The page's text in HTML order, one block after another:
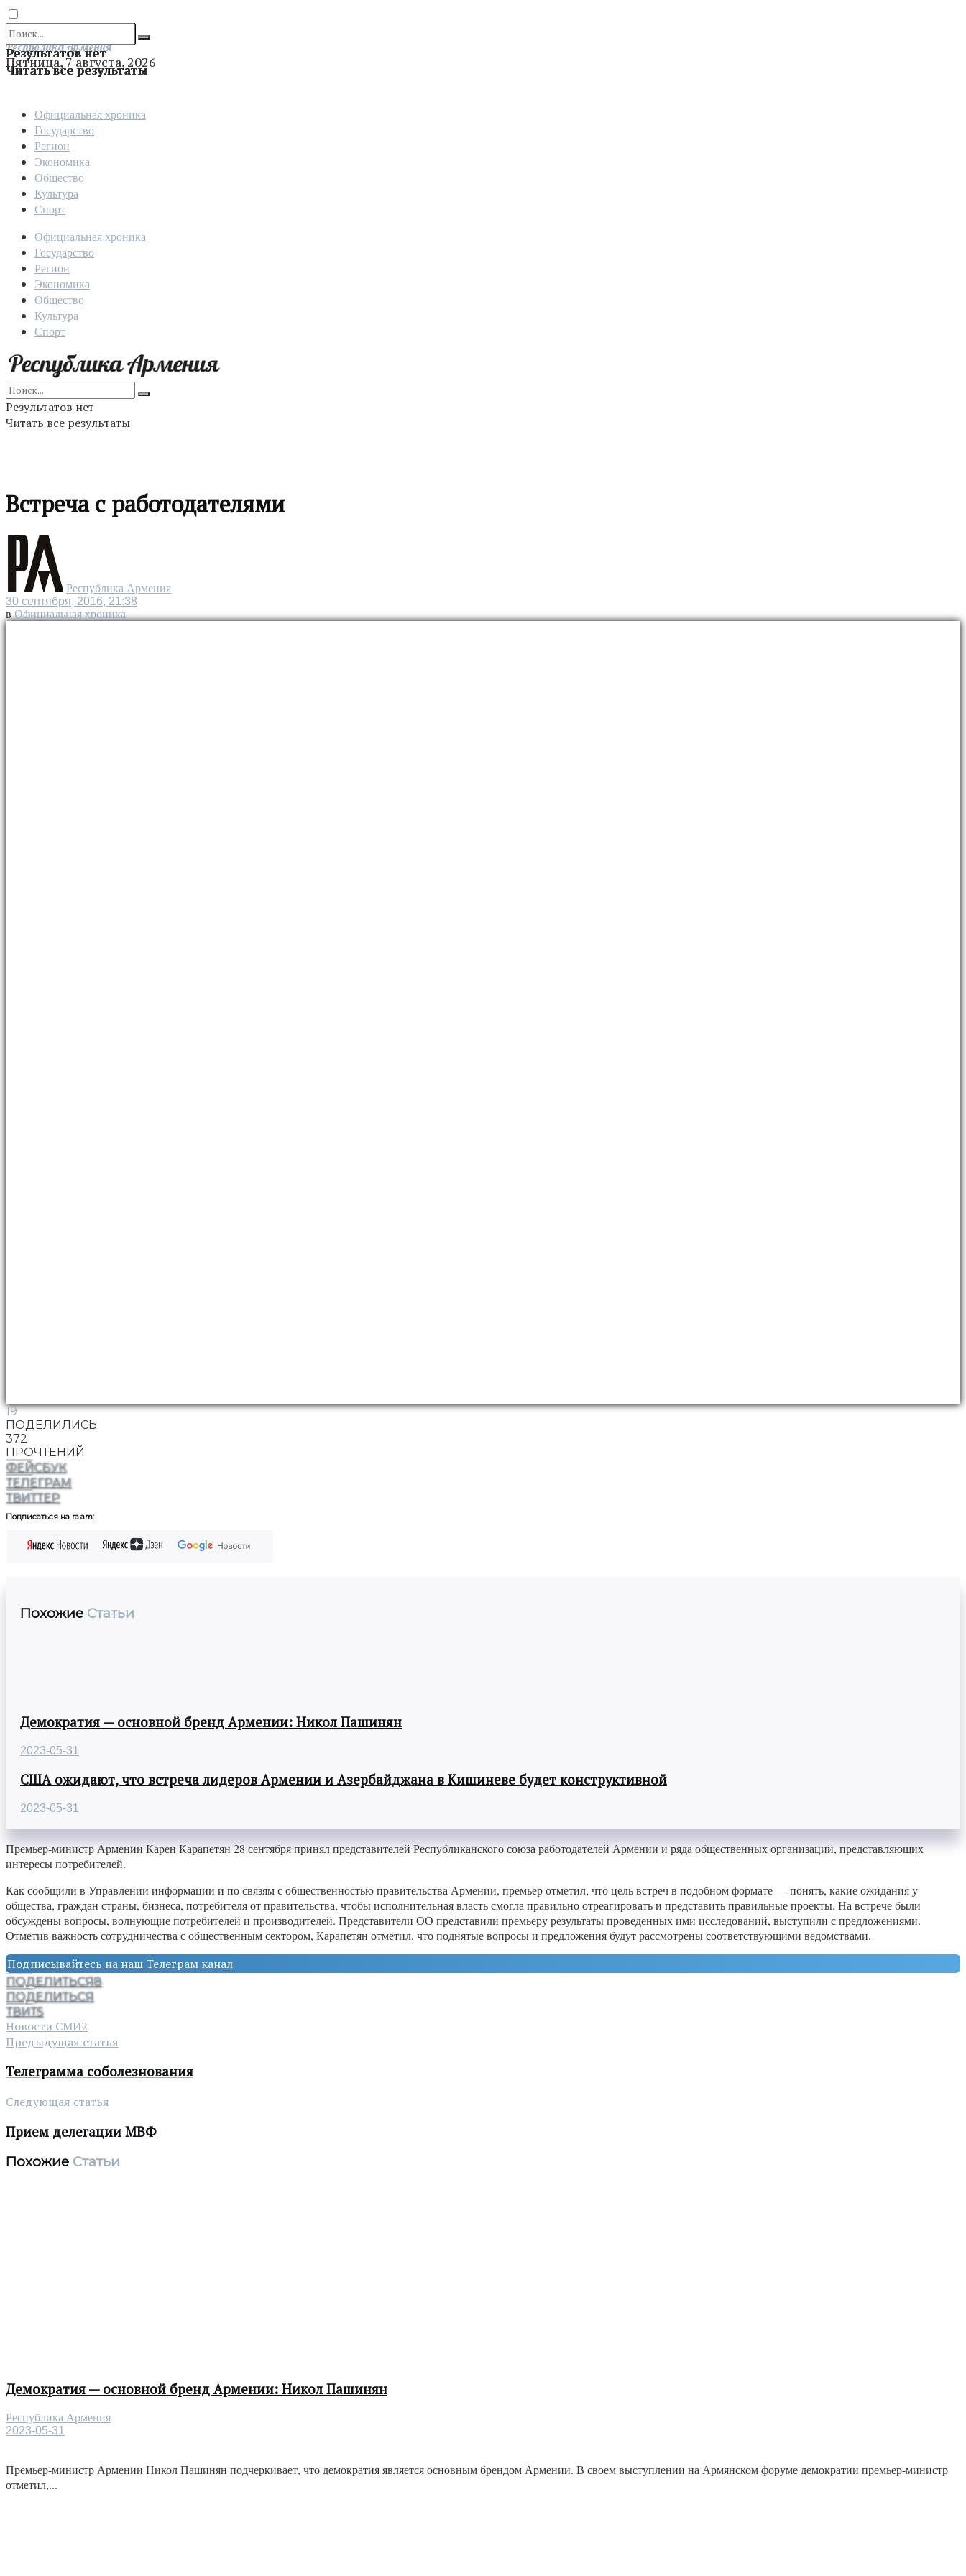
Результатов нет
Читать все результаты
Отправить
Республика Армения
Пятница, 7 августа, 2026
Официальная хроника
Государство
Регион
Экономика
Общество
Культура
Спорт
Официальная хроника
Государство
Регион
Экономика
Общество
Культура
Спорт
Результатов нет
Читать все результаты
Встреча с работодателями
Республика Армения
30 сентября, 2016, 21:38
в Официальная хроника
19
ПОДЕЛИЛИСЬ
372
ПРОЧТЕНИЙ
ФЕЙСБУК
ТЕЛЕГРАМ
ТВИТТЕР
Подписаться на ra.am:
Похожие Статьи
Демократия — основной бренд Армении: Никол Пашинян
2023-05-31
США ожидают, что встреча лидеров Армении и Азербайджана в Кишиневе будет конструктивной
2023-05-31
Премьер-министр Армении Карен Карапетян 28 сентября принял представителей Республиканского союза работодателей Армении и ряда общественных организаций, представляющих
интересы потребителей.
Как сообщили в Управлении информации и по связям с общественностью правительства Армении, премьер отметил, что цель встреч в подобном формате — понять, какие ожидания у
общества, граждан страны, бизнеса, потребителя от правительства, чтобы исполнительная власть смогла правильно отреагировать и представить правильные проекты. На встрече были
обсуждены вопросы, волнующие потребителей и производителей. Представители ОО представили премьеру результаты проведенных ими исследований, выступили с предложениями.
Отметив важность сотрудничества с общественным сектором, Карапетян отметил, что поднятые вопросы и предложения будут рассмотрены соответствующими ведомствами.
Подписывайтесь на наш Телеграм канал
ПОДЕЛИТЬСЯ8
ПОДЕЛИТЬСЯ
ТВИТ5
Новости СМИ2
Предыдущая статья
Телеграмма соболезнования
Следующая статья
Прием делегации МВФ
Похожие Статьи
Демократия — основной бренд Армении: Никол Пашинян
Республика Армения
2023-05-31
Премьер-министр Армении Никол Пашинян подчеркивает, что демократия является основным брендом Армении. В своем выступлении на Армянском форуме демократии премьер-министр
отметил,...